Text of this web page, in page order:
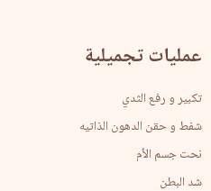
عمليات تجميلية
تكبير و رفع الثدي
شفط و حقن الدهون الذاتيه
نحت جسم الأم
شد البطن